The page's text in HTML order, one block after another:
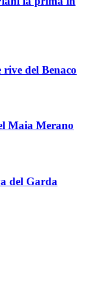
del Benaco
Maia Merano
del Garda